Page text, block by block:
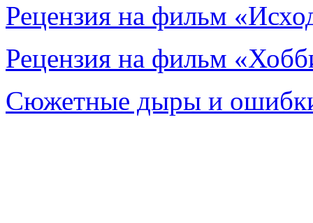
Рецензия на фильм
Рецензия на фильм
Сюжетные дыры и